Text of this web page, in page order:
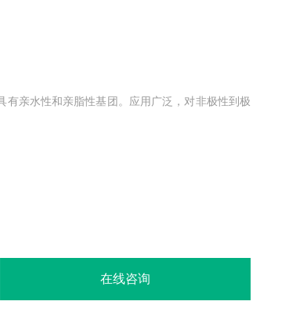
亲水性和亲脂性基团。应用广泛，对非极性到极
在线咨询